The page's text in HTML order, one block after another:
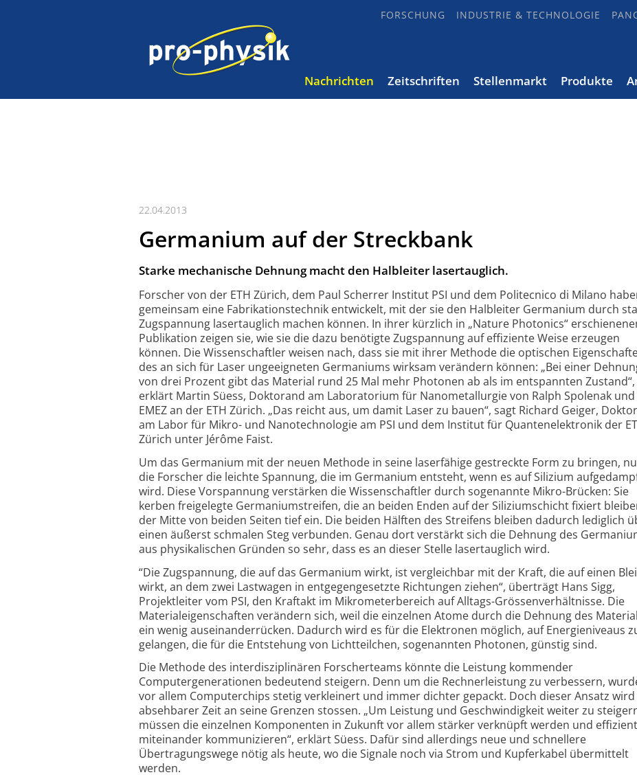
FORSCHUNG INDUSTRIE & TECHNOLOGIE
Nachrichten Zeitschriften Stellenmarkt Produkte
22.04.2013
Germanium auf der Streckbank
Starke mechanische Dehnung macht den Halbleiter lasertauglich.
Forscher von der ETH Zürich, dem Paul Scherrer Institut PSI und dem Politecnico di Milano
gemeinsam eine Fabrikationstechnik entwickelt, mit der sie den Halbleiter Germanium durch
Zugspannung lasertauglich machen können. In ihrer kürzlich in „Nature Photonics“
Publikation zeigen sie, wie sie die dazu benötigte Zugspannung auf effiziente Weise erzeugen
können. Die Wissenschaftler weisen nach, dass sie mit ihrer Methode die optischen
des an sich für Laser ungeeigneten Germaniums wirksam verändern können: „Bei einer
von drei Prozent gibt das Material rund 25 Mal mehr Photonen ab als im entspannten Zustand“,
erklärt Martin Süess, Doktorand am Laboratorium für Nanometallurgie von Ralph Spolenak
EMEZ an der ETH Zürich. „Das reicht aus, um damit Laser zu bauen“, sagt Richard Geiger,
am Labor für Mikro- und Nanotechnologie am PSI und dem Institut für Quantenelektronik der
Zürich unter Jérôme Faist.
Um das Germanium mit der neuen Methode in seine laserfähige gestreckte Form zu bringen,
die Forscher die leichte Spannung, die im Germanium entsteht, wenn es auf Silizium
wird. Diese Vorspannung verstärken die Wissenschaftler durch sogenannte Mikro-Brücken: Sie
kerben freigelegte Germaniumstreifen, die an beiden Enden auf der Siliziumschicht fixiert
der Mitte von beiden Seiten tief ein. Die beiden Hälften des Streifens bleiben dadurch lediglich
einen äußerst schmalen Steg verbunden. Genau dort verstärkt sich die Dehnung des
aus physikalischen Gründen so sehr, dass es an dieser Stelle lasertauglich wird.
“Die Zugspannung, die auf das Germanium wirkt, ist vergleichbar mit der Kraft, die auf einen
wirkt, an dem zwei Lastwagen in entgegengesetzte Richtungen ziehen“, überträgt Hans Sigg,
Projektleiter vom PSI, den Kraftakt im Mikrometerbereich auf Alltags-Grössenverhältnisse. Die
Materialeigenschaften verändern sich, weil die einzelnen Atome durch die Dehnung des
ein wenig auseinanderrücken. Dadurch wird es für die Elektronen möglich, auf Energieniveaus
gelangen, die für die Entstehung von Lichtteilchen, sogenannten Photonen, günstig sind.
Die Methode des interdisziplinären Forscherteams könnte die Leistung kommender
Computergenerationen bedeutend steigern. Denn um die Rechnerleistung zu verbessern,
vor allem Computerchips stetig verkleinert und immer dichter gepackt. Doch dieser Ansatz wird
absehbarer Zeit an seine Grenzen stossen. „Um Leistung und Geschwindigkeit weiter zu
müssen die einzelnen Komponenten in Zukunft vor allem stärker verknüpft werden und
miteinander kommunizieren“, erklärt Süess. Dafür sind allerdings neue und schnellere
Übertragungswege nötig als heute, wo die Signale noch via Strom und Kupferkabel übermittelt
werden.